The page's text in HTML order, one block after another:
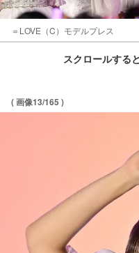
＝LOVE（C）モデルプレス
スクロールする
( 画像13/165 )